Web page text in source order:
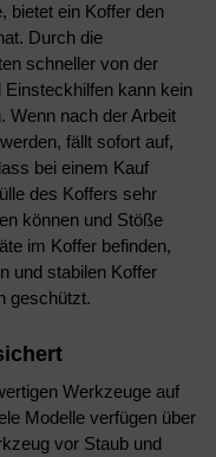
bietet ein Koffer den
Durch die
schneller von der
kann kein
Wenn nach der Arbeit
fällt sofort auf,
bei einem Kauf
des Koffers sehr
können und Stöße
im Koffer befinden,
und stabilen Koffer
geschützt.
Werkzeuge auf
Modelle verfügen über
vor Staub und